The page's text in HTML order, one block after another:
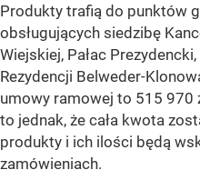
Produkty trafią do punktów
obsługujących siedzibę
Wiejskiej, Pałac
Rezydencji Belweder-
umowy ramowej to 515 970
to jednak, że cała kwota
produkty i ich ilości będą
zamówieniach.